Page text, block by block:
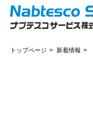
トップページ 新着情報